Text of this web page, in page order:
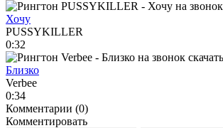
Хочу
PUSSYKILLER
0:32
Близко
Verbee
0:34
Комментарии (0)
Комментировать